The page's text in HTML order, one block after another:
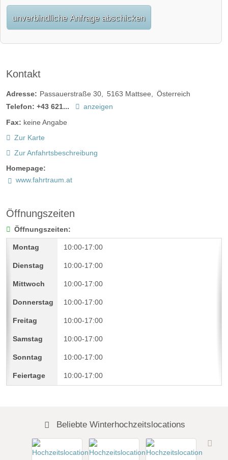
unverbindliche Anfrage abschicken
Kontakt
Adresse: Passauerstraße 30 5163 Mattsee
Österreich
Telefon: +43 621...
anzeigen
Fax: keine Angabe
Zur Karte
Zur Anfahrtsbeschreibung
Homepage:
www.fahrtraum.at
Öffnungszeiten
Öffnungszeiten:
10:00-17:00
10:00-17:00
10:00-17:00
10:00-17:00
10:00-17:00
10:00-17:00
10:00-17:00
10:00-17:00
Beliebte Winterhochzeitslocations